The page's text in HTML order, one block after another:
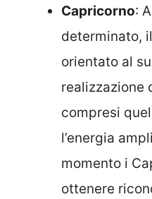
Capricorno:
determinato,
orientato al
realizzazione
compresi
l’energia
momento i
ottenere